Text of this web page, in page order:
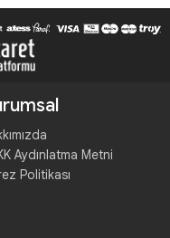
Aydınlatma Metni
Politikası